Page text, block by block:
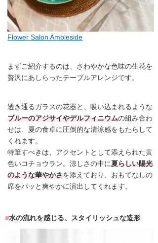
Flower Salon Ambleside
まずご紹介するのは、さわやかな色味の生花を
贅沢にあしらったテーブルアレンジです。
透き通るガラスの花器と、吸い込まれるような
ブルーのアジサイやデルフィニウムの組み合わ
せは、夏の食卓に圧倒的な清涼感をもたらして
くれます。
特筆すべきは、アクセントとして添えられた黄
色いコチョウラン。涼しさの中に夏らしい陽光
のような華やかさを添えており、おもてなしの
席をパッと爽やかに演出してくれます。
水の流れを感じる、スタイリッシュな造形